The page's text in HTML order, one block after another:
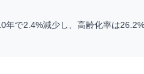
年で2.4%減少し、高齢化率は26.2